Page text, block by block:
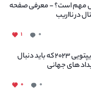
مهم است؟ - معرفی صفحه
در نااریب
۰ ۱
مهم ترین رویداد های کریپتویی ۲۰۲۳ که باید دنبال
های جهانی
۰ ۰